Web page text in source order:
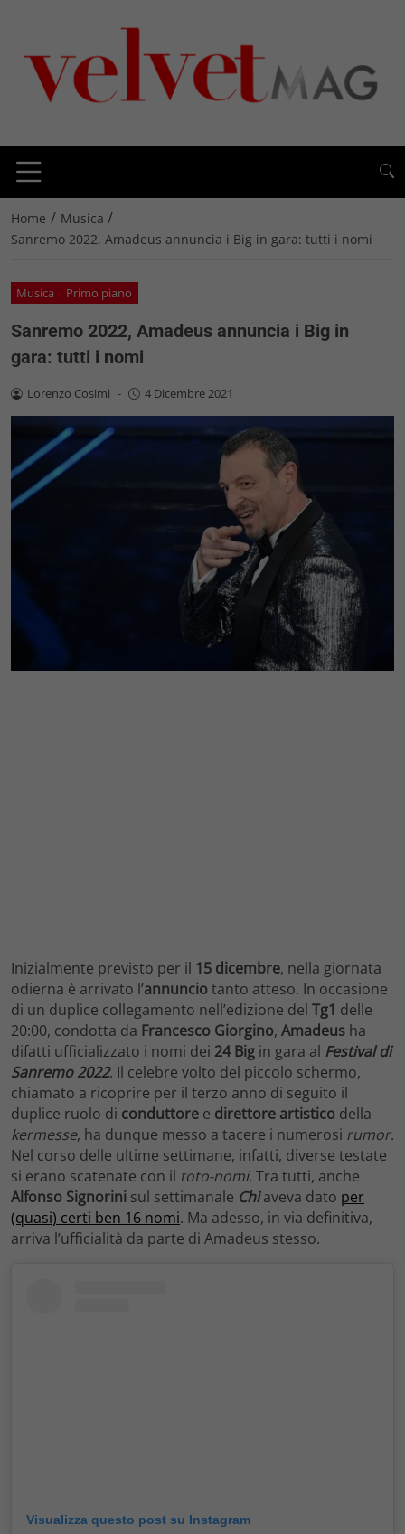
Home / Musica /
Sanremo 2022, Amadeus annuncia i Big in gara: tutti i nomi
Musica Primo piano
Sanremo 2022, Amadeus annuncia i Big in
gara: tutti i nomi
Lorenzo Cosimi - 4 Dicembre 2021
Inizialmente previsto per il 15 dicembre, nella giornata
odierna è arrivato l’annunciotanto atteso. In occasione
di un duplice collegamento nell’edizione del Tg1 delle
20:00, condotta da Francesco Giorgino, Amadeus ha
difatti ufficializzato i nomi dei 24 Big in gara al Festival di
Sanremo 2022. Il celebre volto del piccolo schermo,
chiamato a ricoprire per il terzo anno di seguito il
duplice ruolo di conduttore e direttore artistico della
kermesse, ha dunque messo a tacere i numerosi rumor.
Nel corso delle ultime settimane, infatti, diverse testate
si erano scatenate con il toto-nomi. Tra tutti, anche
Alfonso Signorini sul settimanale Chiaveva dato per
(quasi) certi ben 16 nomi. Ma adesso, in via definitiva,
arriva l’ufficialità da parte di Amadeus stesso.
Visualizza questo post su Instagram